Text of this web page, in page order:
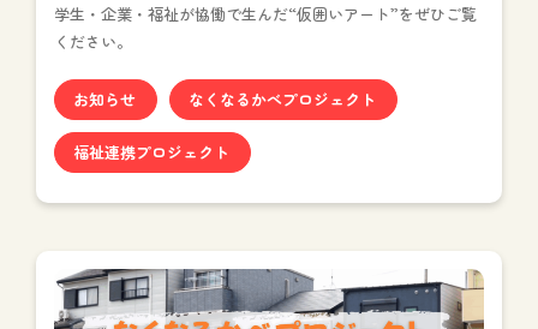
学生・企業・福祉が協働で生んだ“仮囲いアート”をぜひご覧
ください。
お知らせ なくなるかべプロジェクト
福祉連携プロジェクト